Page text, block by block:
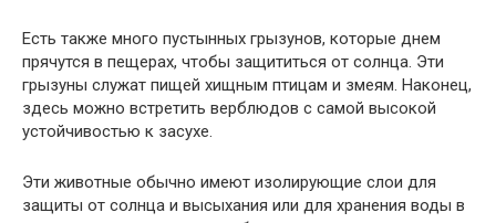
Есть также много пустынных грызунов, которые днем ​​
прячутся в пещерах, чтобы защититься от солнца. Эти
грызуны служат пищей хищным птицам и змеям. Наконец,
здесь можно встретить верблюдов с самой высокой
устойчивостью к засухе.
Эти животные обычно имеют изолирующие слои для
защиты от солнца и высыхания или для хранения воды в